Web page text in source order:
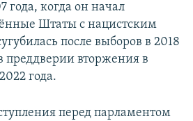
когда он начал
Штаты с нацистским
после выборов в 2018
преддверии вторжения в
года.
перед парламентом